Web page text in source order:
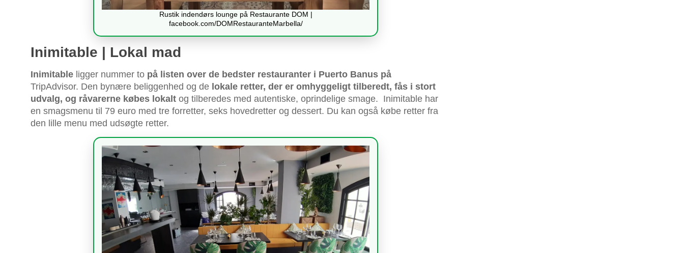
Rustik indendørs lounge på Restaurante DOM |
facebook.com/DOMRestauranteMarbella/
Inimitable | Lokal mad
Inimitable ligger nummer to på listen over de bedster restauranter i Puerto Banus på
TripAdvisor. Den bynære beliggenhed og de lokale retter, der er omhyggeligt tilberedt, fås i stort
udvalg, og råvarerne købes lokalt og tilberedes med autentiske, oprindelige smage. Inimitable har
en smagsmenu til 79 euro med tre forretter, seks hovedretter og dessert. Du kan også købe retter fra
den lille menu med udsøgte retter.